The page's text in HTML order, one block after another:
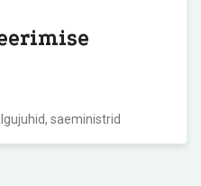
saeministrid